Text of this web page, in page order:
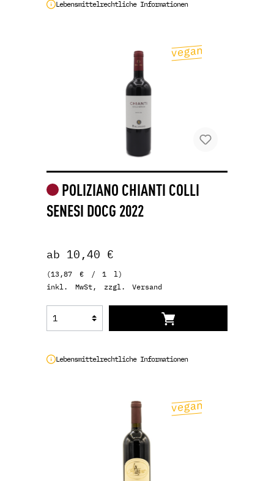
Lebensmittelrechtliche Informationen
POLIZIANO CHIANTI COLLI
SENESI DOCG 2022
ab 10,40 €
(13,87 € / 1 l)
inkl. MwSt, zzgl. Versand
Lebensmittelrechtliche Informationen